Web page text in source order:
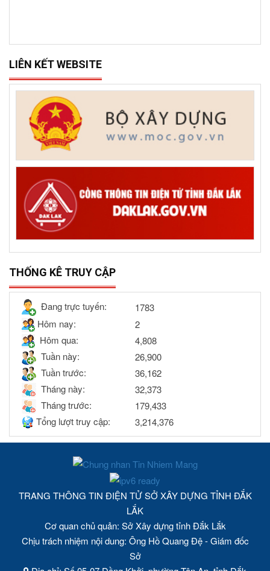
LIÊN KẾT WEBSITE
THỐNG KÊ TRUY CẬP
Đang trực tuyến:
1783
Hôm nay:
2
Hôm qua:
4,808
Tuần này:
26,900
Tuần trước:
36,162
Tháng này:
32,373
Tháng trước:
179,433
Tổng lượt truy cập:
3,214,376
TRANG THÔNG TIN ĐIỆN TỬ SỞ XÂY DỰNG TỈNH ĐẮK
LẮK
Cơ quan chủ quản: Sở Xây dựng tỉnh Đắk Lắk
Chịu trách nhiệm nội dung: Ông Hồ Quang Đệ - Giám đốc
Sở